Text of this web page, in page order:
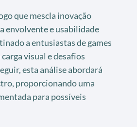
que mescla inovação
envolvente e usabilidade
a entusiastas de games
visual e desafios
esta análise abordará
proporcionando uma
para possíveis